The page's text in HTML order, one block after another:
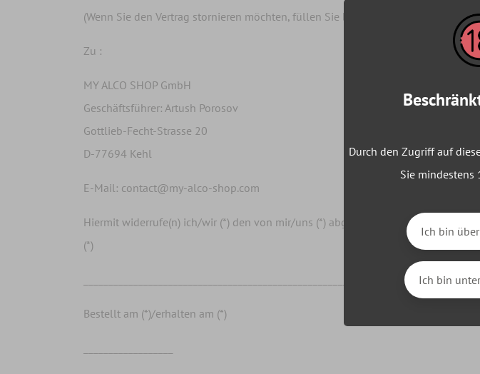
(Wenn Sie den Vertrag stornieren möchten, füllen Sie bitte dieses Formular aus
Zu :
MY ALCO SHOP GmbH
Geschäftsführer: Artush Porosov
Gottlieb-Fecht-Strasse 20
D-77694 Kehl
E-Mail: contact@my-alco-shop.com
Hiermit widerrufe(n) ich/wir (*) den von mir/uns (*) abgeschlossenen Vertrag
(*)
Bestellt am (*)/erhalten am (*)
Durch den Zugriff auf
Sie mindestens
Ich bin
Ich bin